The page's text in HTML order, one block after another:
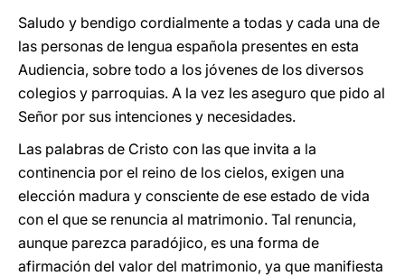
Saludo y bendigo cordialmente a todas y cada una de
las personas de lengua española presentes en esta
Audiencia, sobre todo a los jóvenes de los diversos
colegios y parroquias. A la vez les aseguro que pido al
Señor por sus intenciones y necesidades.
Las palabras de Cristo con las que invita a la
continencia por el reino de los cielos, exigen una
elección madura y consciente de ese estado de vida
con el que se renuncia al matrimonio. Tal renuncia,
aunque parezca paradójico, es una forma de
afirmación del valor del matrimonio, ya que manifiesta